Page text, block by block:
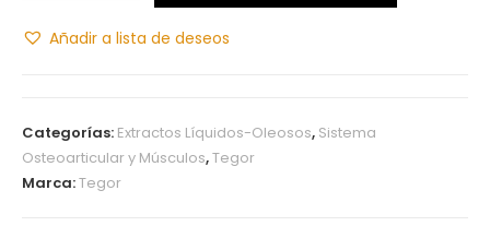
Añadir a lista de deseos
Categorías: Extractos Líquidos-Oleosos, Sistema
Osteoarticular y Músculos,Tegor
Marca:Tegor